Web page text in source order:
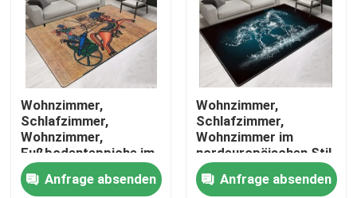
ÜBER US
Fabrik-Ausflug
Qualitätskontrolle
Fordern Sie ein Zitat
Wohnzimmer,
Schlafzimmer,
Wohnzimmer,
Fußbodenteppiche im
nordeuropäischen Stil
Anfrage absenden
Wohnzimmer,
Schlafzimmer,
Wohnzimmer im
nordeuropäischen Stil
Anfrage absenden